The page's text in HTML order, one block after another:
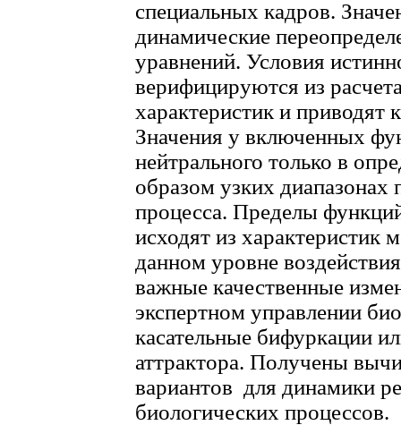
специальных кадров.
динамические
уравнений. Условия
верифицируются из
характеристик и приводят
Значения y включенных
нейтрального только в
образом узких диапазонах
процесса. Пределы
исходят из
данном уровне
важные качественные
экспертном управлении
касательные бифуркации
аттрактора. Получены
вариантов для динамики
биологических процессов.